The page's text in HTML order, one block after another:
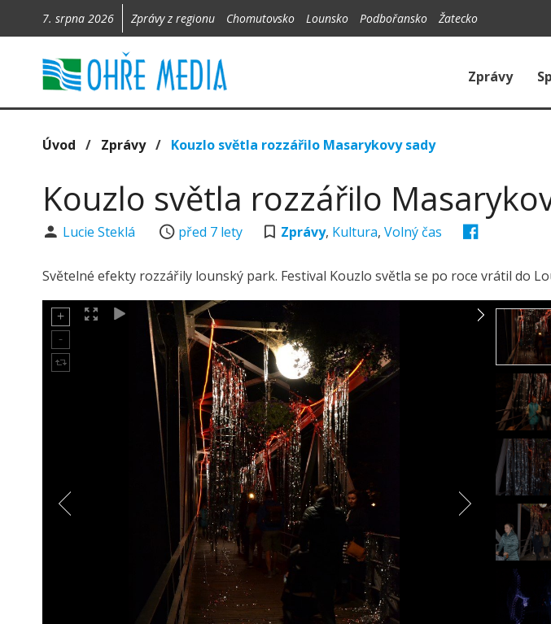
7. srpna 2026 Zprávy z regionu Chomutovsko Lounsko Podbořansko Žatecko
Zprávy
Úvod / Zprávy/ Kouzlo světla rozzářilo Masarykovy sady
Kouzlo světla rozzářilo
Lucie Steklá před 7 lety Zprávy, Kultura,Volný čas
Světelné efekty rozzářily lounský park. Festival Kouzlo světla se po roce vrátil do